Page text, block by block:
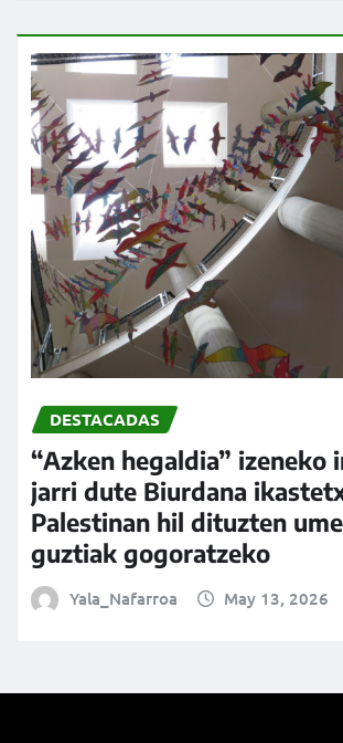
DESTACADAS
“Azken hegaldia” izeneko
jarri dute Biurdana
Palestinan hil dituzten
guztiak gogoratzeko
Yala_Nafarroa May 13, 2026